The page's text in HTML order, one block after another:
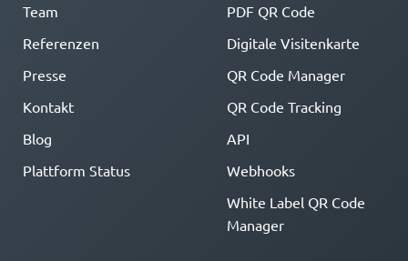
Team
Referenzen
Presse
Kontakt
Blog
Plattform Status
PDF QR Code
Digitale Visitenkarte
QR Code Manager
QR Code Tracking
API
Webhooks
White Label QR Code
Manager